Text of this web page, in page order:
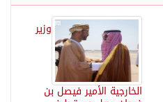
وزير
الخارجية الأمير فيصل بن